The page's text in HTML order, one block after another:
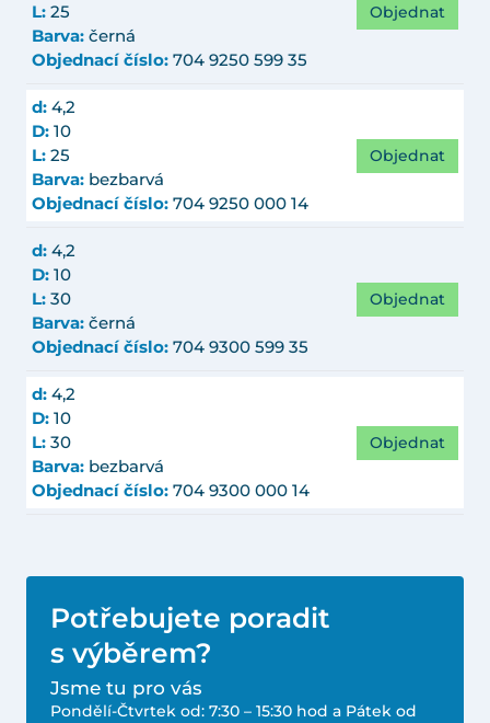
L: 25
Barva: černá
Objednací číslo: 704 9250 599 35
Objednat
d: 4,2
D: 10
L: 25
Barva: bezbarvá
Objednací číslo: 704 9250 000 14
Objednat
d: 4,2
D: 10
L: 30
Barva: černá
Objednací číslo: 704 9300 599 35
Objednat
d: 4,2
D: 10
L: 30
Barva: bezbarvá
Objednací číslo: 704 9300 000 14
Objednat
Potřebujete poradit
s výběrem?
Jsme tu pro vás
Pondělí-Čtvrtek od: 7:30 – 15:30 hod a Pátek od